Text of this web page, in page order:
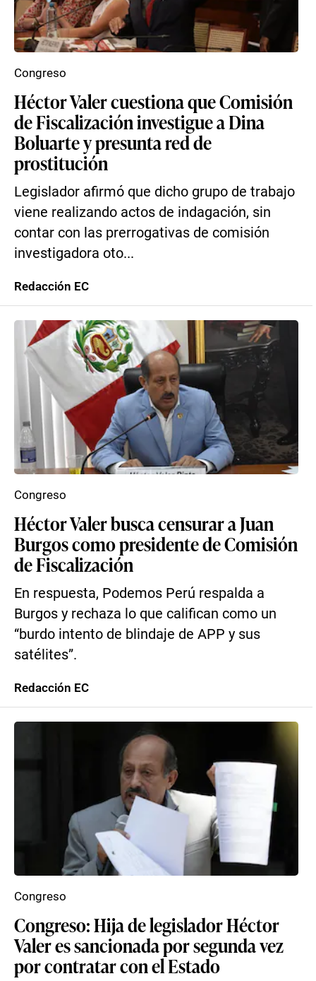
Héctor Valer cuestiona que Comisión
de Fiscalización investigue a Dina
Boluarte y presunta red de
prostitución
Legislador afirmó que dicho grupo de trabajo
viene realizando actos de indagación, sin
contar con las prerrogativas de comisión
investigadora oto...
Congreso
Redacción EC
Héctor Valer busca censurar a Juan
Burgos como presidente de Comisión
de Fiscalización
En respuesta, Podemos Perú respalda a
Burgos y rechaza lo que califican como un
“burdo intento de blindaje de APP y sus
satélites”.
Congreso
Redacción EC
Congreso: Hija de legislador Héctor
Valer es sancionada por segunda vez
por contratar con el Estado
Congreso